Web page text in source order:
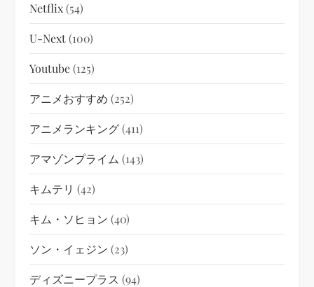
Netflix(54)
U-Next(100)
Youtube(125)
アニメおすすめ (252)
アニメランキング(411)
アマゾンプライム (143)
キムテリ (42)
キム・ソヒョン (40)
ソン・イェジン (23)
ディズニープラス (94)